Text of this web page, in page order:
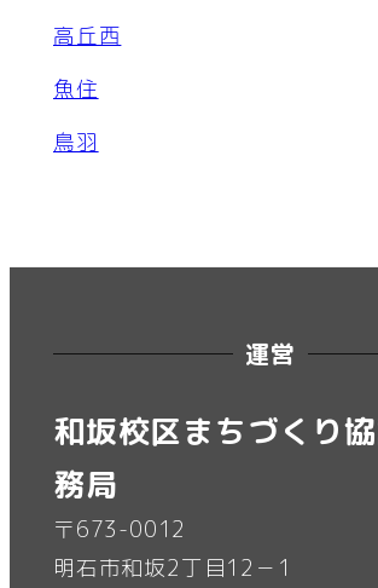
高丘西
魚住
鳥羽
運営
和坂校区まちづくり
務局
〒673-0012
明石市和坂2丁目12－1